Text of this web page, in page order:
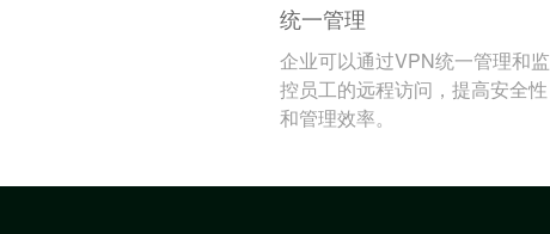
统一管理
企业可以通过VPN统一管理和监
控员工的远程访问，提高安全性
和管理效率。